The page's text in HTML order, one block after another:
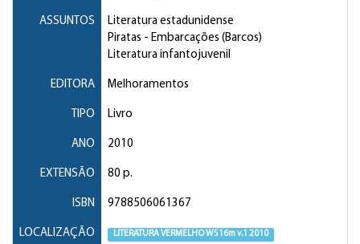
ASSUNTOS
Literatura estadunidense
Piratas - Embarcações (Barcos)
Literatura infantojuvenil
EDITORA Melhoramentos
TIPO Livro
ANO 2010
EXTENSÃO 80 p.
ISBN 9788506061367
LOCALIZAÇÃO LITERATURA VERMELHO W516m v.1 2010